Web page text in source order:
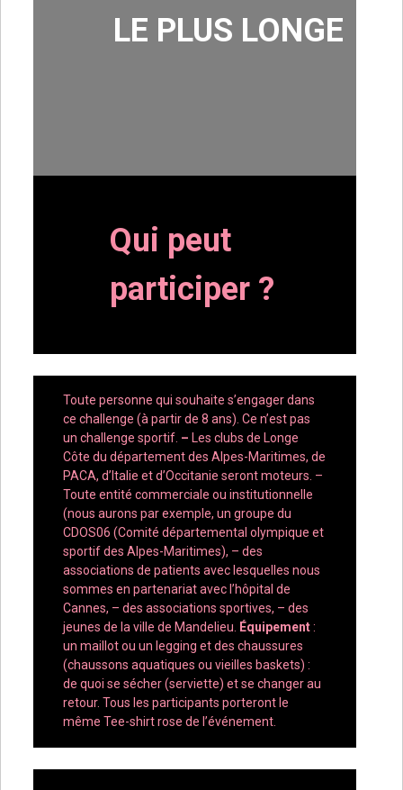
LE PLUS LONGE
Qui peut
participer ?
Toute personne qui souhaite s’engager dans
ce challenge (à partir de 8 ans). Ce n’est pas
un challenge sportif. – Les clubs de Longe
Côte du département des Alpes-Maritimes, de
PACA, d’Italie et d’Occitanie seront moteurs. –
Toute entité commerciale ou institutionnelle
(nous aurons par exemple, un groupe du
CDOS06 (Comité départemental olympique et
sportif des Alpes-Maritimes), – des
associations de patients avec lesquelles nous
sommes en partenariat avec l’hôpital de
Cannes, – des associations sportives, – des
jeunes de la ville de Mandelieu. Équipement:
un maillot ou un legging et des chaussures
(chaussons aquatiques ou vieilles baskets) :
de quoi se sécher (serviette) et se changer au
retour. Tous les participants porteront le
même Tee-shirt rose de l’événement.